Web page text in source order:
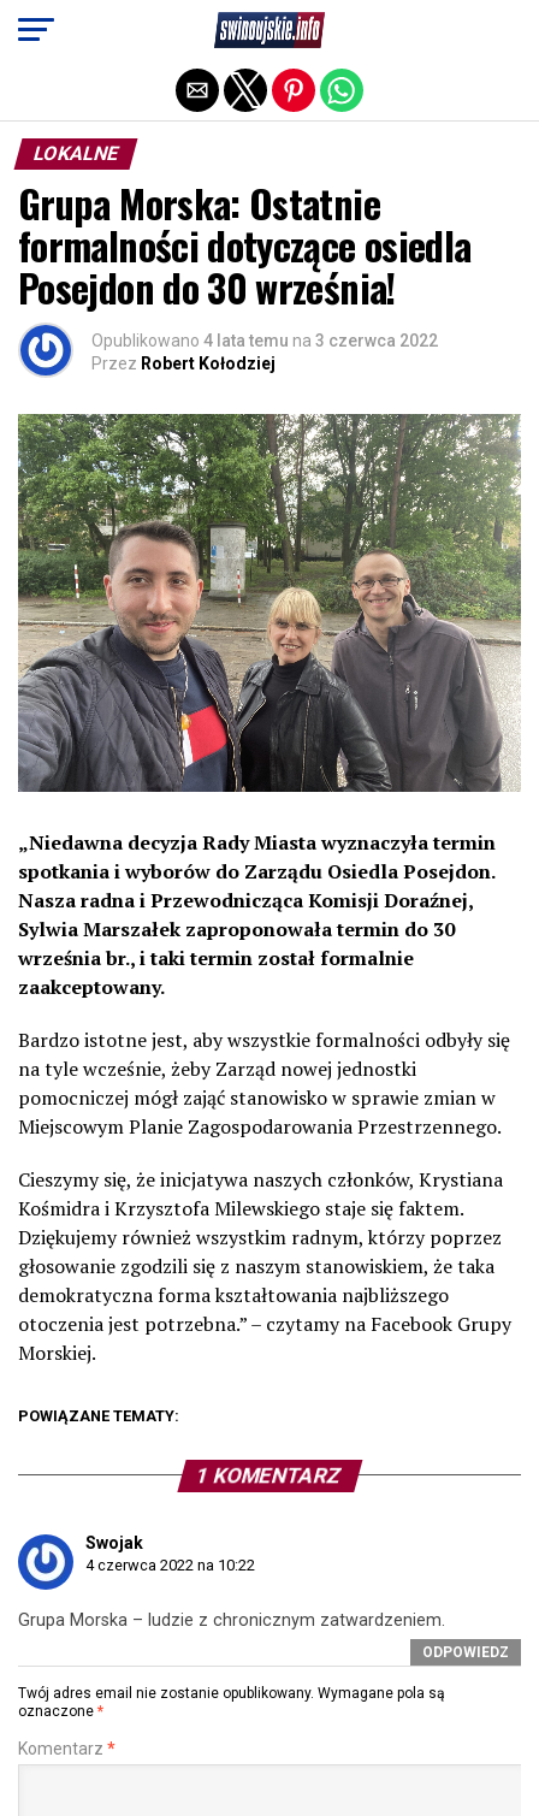
LOKALNE
Grupa Morska: Ostatnie
formalności dotyczące osiedla
Posejdon do 30 września!
Opublikowano 4 lata temu na 3 czerwca 2022
Przez Robert Kołodziej
„Niedawna decyzja Rady Miasta wyznaczyła termin
spotkania i wyborów do Zarządu Osiedla Posejdon.
Nasza radna i Przewodnicząca Komisji Doraźnej,
Sylwia Marszałek zaproponowała termin do 30
września br., i taki termin został formalnie
zaakceptowany.
Bardzo istotne jest, aby wszystkie formalności odbyły się
na tyle wcześnie, żeby Zarząd nowej jednostki
pomocniczej mógł zająć stanowisko w sprawie zmian w
Miejscowym Planie Zagospodarowania Przestrzennego.
Cieszymy się, że inicjatywa naszych członków, Krystiana
Kośmidra i Krzysztofa Milewskiego staje się faktem.
Dziękujemy również wszystkim radnym, którzy poprzez
głosowanie zgodzili się z naszym stanowiskiem, że taka
demokratyczna forma kształtowania najbliższego
otoczenia jest potrzebna.” – czytamy na Facebook Grupy
Morskiej.
POWIĄZANE TEMATY:
1 KOMENTARZ
Swojak
4 czerwca 2022 na 10:22
Grupa Morska – ludzie z chronicznym zatwardzeniem.
ODPOWIEDZ
Twój adres email nie zostanie opublikowany. Wymagane pola są
oznaczone *
Komentarz *
Exit mobile version